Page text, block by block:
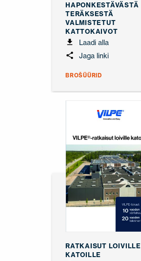
HAPONKESTÄVÄSTÄ
TERÄKSESTÄ
VALMISTETUT
KATTOKAIVOT
Laadi alla
Jaga linki
BROŠÜÜRID
RATKAISUT LOIVILLE
KATOILLE